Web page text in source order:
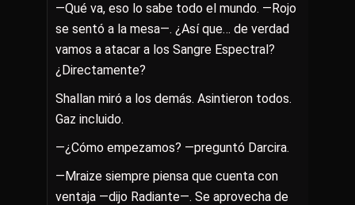
—Qué va, eso lo sabe todo el mundo. —Rojo
se sentó a la mesa—. ¿Así que… de verdad
vamos a atacar a los Sangre Espectral?
¿Directamente?
Shallan miró a los demás. Asintieron todos.
Gaz incluido.
—¿Cómo empezamos? —preguntó Darcira.
—Mraize siempre piensa que cuenta con
ventaja —dijo Radiante—. Se aprovecha de